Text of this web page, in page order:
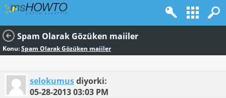
Spam Olarak Gözüken maiiler
Konu:Spam Olarak Gözüken maiiler
selokumusdiyorki:
05-28-201303:03 PM